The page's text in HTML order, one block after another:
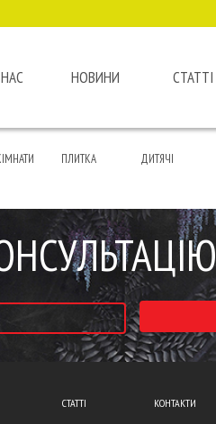
НОВИНИ СТАТТІ
ПЛИТКА ДИТЯЧІ
СТАТТІ КОНТАКТИ